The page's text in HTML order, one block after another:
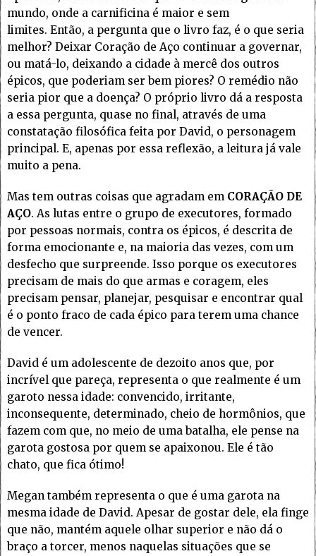
mundo, onde a carnificina é maior e sem
limites. Então, a pergunta que o livro faz, é o que seria
melhor? Deixar Coração de Aço continuar a governar,
ou matá-lo, deixando a cidade à mercê dos outros
épicos, que poderiam ser bem piores? O remédio não
seria pior que a doença? O próprio livro dá a resposta
a essa pergunta, quase no final, através de uma
constatação filosófica feita por David, o personagem
principal. E, apenas por essa reflexão, a leitura já vale
muito a pena.
Mas tem outras coisas que agradam em CORAÇÃO DE
AÇO. As lutas entre o grupo de executores, formado
por pessoas normais, contra os épicos, é descrita de
forma emocionante e, na maioria das vezes, com um
desfecho que surpreende. Isso porque os executores
precisam de mais do que armas e coragem, eles
precisam pensar, planejar, pesquisar e encontrar qual
é o ponto fraco de cada épico para terem uma chance
de vencer.
David é um adolescente de dezoito anos que, por
incrível que pareça, representa o que realmente é um
garoto nessa idade: convencido, irritante,
inconsequente, determinado, cheio de hormônios, que
fazem com que, no meio de uma batalha, ele pense na
garota gostosa por quem se apaixonou. Ele é tão
chato, que fica ótimo!
Megan também representa o que é uma garota na
mesma idade de David. Apesar de gostar dele, ela finge
que não, mantém aquele olhar superior e não dá o
braço a torcer, menos naquelas situações que se